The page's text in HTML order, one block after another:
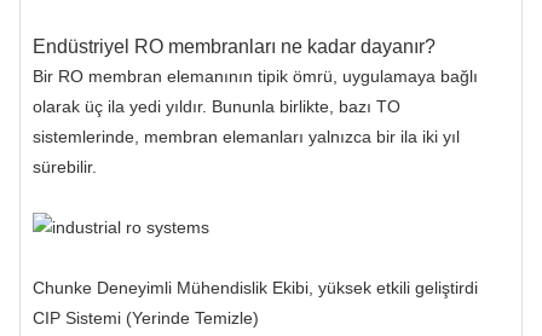
Endüstriyel RO membranları ne kadar dayanır?
Bir RO membran elemanının tipik ömrü, uygulamaya bağlı
olarak üç ila yedi yıldır. Bununla birlikte, bazı TO
sistemlerinde, membran elemanları yalnızca bir ila iki yıl
sürebilir.
Chunke Deneyimli Mühendislik Ekibi, yüksek etkili geliştirdi
CIP Sistemi (Yerinde Temizle)